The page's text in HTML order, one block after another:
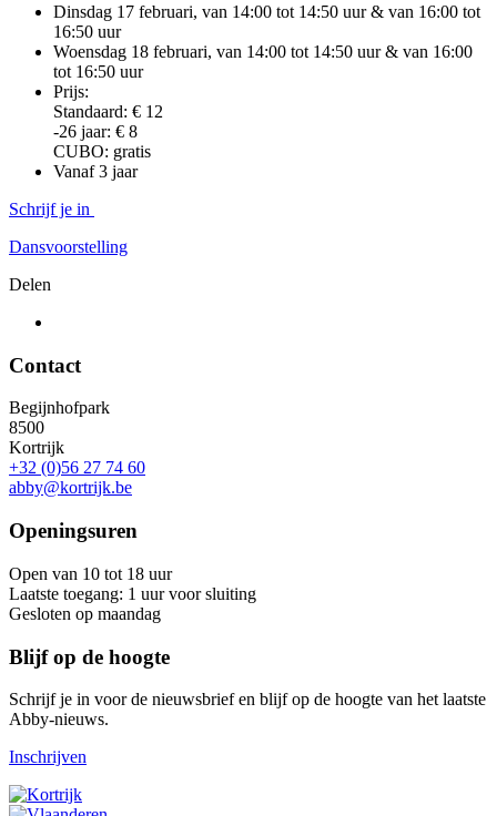
Dinsdag 17 februari, van 14:00 tot 14:50 uur & van 16:00 tot
16:50 uur
Woensdag 18 februari, van 14:00 tot 14:50 uur & van 16:00
tot 16:50 uur
Prijs:
Standaard: € 12
-26 jaar: € 8
CUBO: gratis
Vanaf 3 jaar
Schrijf je in
Dansvoorstelling
Delen
Contact
Begijnhofpark
8500
Kortrijk
+32 (0)56 27 74 60
abby@kortrijk.be
Openingsuren
Open van 10 tot 18 uur
Laatste toegang: 1 uur voor sluiting
Gesloten op maandag
Blijf op de hoogte
Schrijf je in voor de nieuwsbrief en blijf op de hoogte van het laatste
Abby-nieuws.
Inschrijven